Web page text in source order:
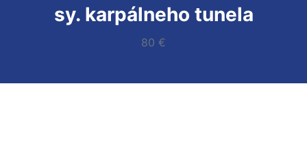
sy. karpálneho tunela
80 €